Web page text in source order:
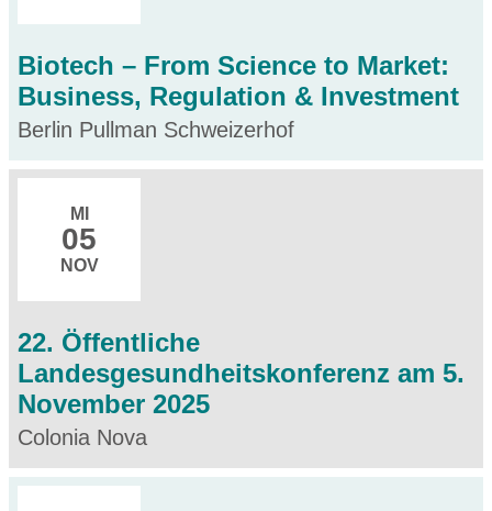
Biotech – From Science to Market:
Business, Regulation & Investment
Berlin Pullman Schweizerhof
MI
05
NOV
22. Öffentliche
Landesgesundheitskonferenz am 5.
November 2025
Colonia Nova